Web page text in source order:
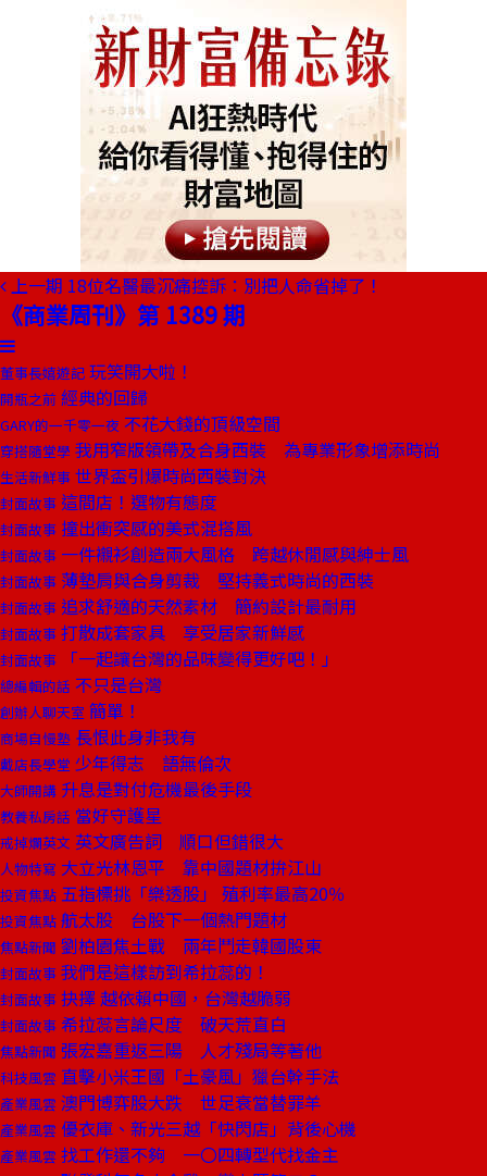
上一期 18位名醫最沉痛控訴：別把人命省掉了！
《商業周刊》第 1389 期
董事長嬉遊記 玩笑開大啦！
開瓶之前 經典的回歸
GARY的一千零一夜 不花大錢的頂級空間
穿搭隨堂學 我用窄版領帶及合身西裝 為專業形象增添時尚
生活新鮮事 世界盃引爆時尚西裝對決
封面故事 這間店！選物有態度
封面故事 撞出衝突感的美式混搭風
封面故事 一件襯衫創造兩大風格 跨越休閒感與紳士風
封面故事 薄墊肩與合身剪裁 堅持義式時尚的西裝
封面故事 追求舒適的天然素材 簡約設計最耐用
封面故事 打散成套家具 享受居家新鮮感
封面故事 「一起讓台灣的品味變得更好吧！」
總編輯的話 不只是台灣
創辦人聊天室 簡單！
商場自慢塾 長恨此身非我有
戴店長學堂 少年得志 語無倫次
大師開講 升息是對付危機最後手段
教養私房話 當好守護星
戒掉爛英文 英文廣告詞 順口但錯很大
人物特寫 大立光林恩平 靠中國題材拚江山
投資焦點 五指標挑「樂透股」 殖利率最高20％
投資焦點 航太股 台股下一個熱門題材
焦點新聞 劉柏園焦土戰 兩年鬥走韓國股東
封面故事 我們是這樣訪到希拉蕊的！
封面故事 抉擇 越依賴中國，台灣越脆弱
封面故事 希拉蕊言論尺度 破天荒直白
焦點新聞 張宏嘉重返三陽 人才殘局等著他
科技風雲 直擊小米王國「土豪風」獵台幹手法
產業風雲 澳門博弈股大跌 世足衰當替罪羊
產業風雲 優衣庫、新光三越「快閃店」背後心機
產業風雲 找工作還不夠 一〇四轉型代找金主